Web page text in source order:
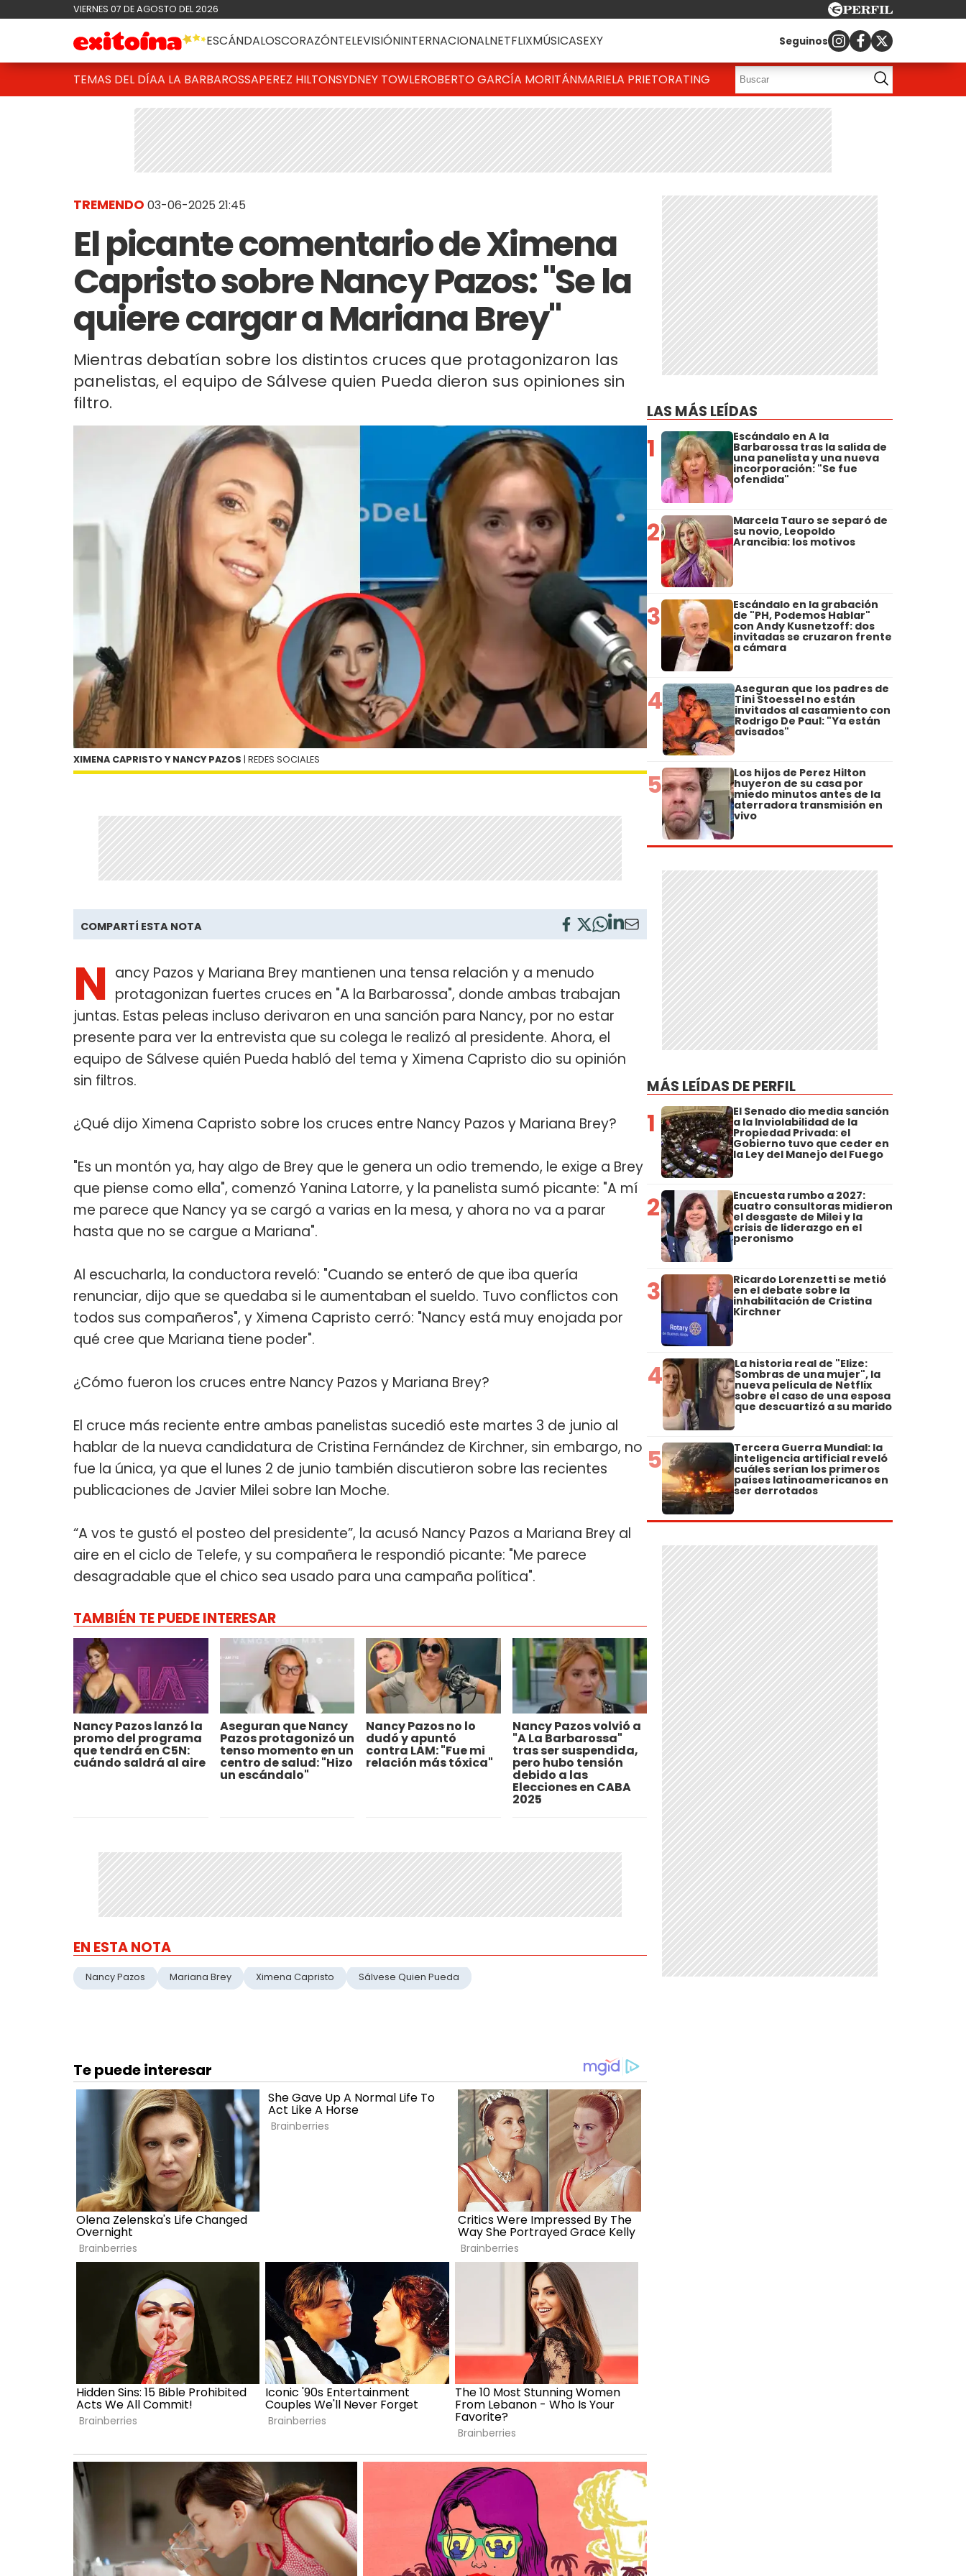
VIERNES 07 DE AGOSTO DEL 2026
ESCÁNDALOSCORAZÓNTELEVISIÓNINTERNACIONALNETFLIXMÚSICASEXY Seguinos
TEMAS DEL DÍAA LA BARBAROSSAPEREZ HILTONSYDNEY TOWLEROBERTO GARCÍA MORITÁNMARIELA PRIETORATING
TREMENDO 03-06-2025 21:45
El picante comentario de Ximena
Capristo sobre Nancy Pazos: "Se la
quiere cargar a Mariana Brey"
Mientras debatían sobre los distintos cruces que protagonizaron las
panelistas, el equipo de Sálvese quien Pueda dieron sus opiniones sin
filtro.
XIMENA CAPRISTO Y NANCY PAZOS | REDES SOCIALES
COMPARTÍ ESTA NOTA
N ancy Pazos y Mariana Brey mantienen una tensa relación y a menudo
protagonizan fuertes cruces en "A la Barbarossa", donde ambas trabajan
juntas. Estas peleas incluso derivaron en una sanción para Nancy, por no estar
presente para ver la entrevista que su colega le realizó al presidente. Ahora, el
equipo de Sálvese quién Pueda habló del tema y Ximena Capristo dio su opinión
sin filtros.
¿Qué dijo Ximena Capristo sobre los cruces entre Nancy Pazos y Mariana Brey?
"Es un montón ya, hay algo de Brey que le genera un odio tremendo, le exige a Brey
que piense como ella", comenzó Yanina Latorre, y la panelista sumó picante: "A mí
me parece que Nancy ya se cargó a varias en la mesa, y ahora no va a parar
hasta que no se cargue a Mariana".
Al escucharla, la conductora reveló: "Cuando se enteró de que iba quería
renunciar, dijo que se quedaba si le aumentaban el sueldo. Tuvo conflictos con
todos sus compañeros", y Ximena Capristo cerró: "Nancy está muy enojada por
qué cree que Mariana tiene poder".
¿Cómo fueron los cruces entre Nancy Pazos y Mariana Brey?
El cruce más reciente entre ambas panelistas sucedió este martes 3 de junio al
hablar de la nueva candidatura de Cristina Fernández de Kirchner, sin embargo, no
fue la única, ya que el lunes 2 de junio también discutieron sobre las recientes
publicaciones de Javier Milei sobre Ian Moche.
“A vos te gustó el posteo del presidente”, la acusó Nancy Pazos a Mariana Brey al
aire en el ciclo de Telefe, y su compañera le respondió picante: "Me parece
desagradable que el chico sea usado para una campaña política".
TAMBIÉN TE PUEDE INTERESAR
Nancy Pazos lanzó la
promo del programa
que tendrá en C5N:
cuándo saldrá al aire
Aseguran que Nancy
Pazos protagonizó un
tenso momento en un
centro de salud: "Hizo
un escándalo"
Nancy Pazos no lo
dudó y apuntó
contra LAM: "Fue mi
relación más tóxica"
Nancy Pazos volvió a
"A La Barbarossa"
tras ser suspendida,
pero hubo tensión
debido a las
Elecciones en CABA
2025
EN ESTA NOTA
Nancy Pazos Mariana Brey Ximena Capristo Sálvese Quien Pueda
LAS MÁS LEÍDAS
1 Escándalo en A la
Barbarossa tras la salida de
una panelista y una nueva
incorporación: "Se fue
ofendida"
2 Marcela Tauro se separó de
su novio, Leopoldo
Arancibia: los motivos
3 Escándalo en la grabación
de "PH, Podemos Hablar"
con Andy Kusnetzoff: dos
invitadas se cruzaron frente
a cámara
4 Aseguran que los padres de
Tini Stoessel no están
invitados al casamiento con
Rodrigo De Paul: "Ya están
avisados"
5 Los hijos de Perez Hilton
huyeron de su casa por
miedo minutos antes de la
aterradora transmisión en
vivo
MÁS LEÍDAS DE PERFIL
1 El Senado dio media sanción
a la Inviolabilidad de la
Propiedad Privada: el
Gobierno tuvo que ceder en
la Ley del Manejo del Fuego
2 Encuesta rumbo a 2027:
cuatro consultoras midieron
el desgaste de Milei y la
crisis de liderazgo en el
peronismo
3 Ricardo Lorenzetti se metió
en el debate sobre la
inhabilitación de Cristina
Kirchner
4 La historia real de "Elize:
Sombras de una mujer", la
nueva película de Netflix
sobre el caso de una esposa
que descuartizó a su marido
5 Tercera Guerra Mundial: la
inteligencia artificial reveló
cuáles serían los primeros
países latinoamericanos en
ser derrotados